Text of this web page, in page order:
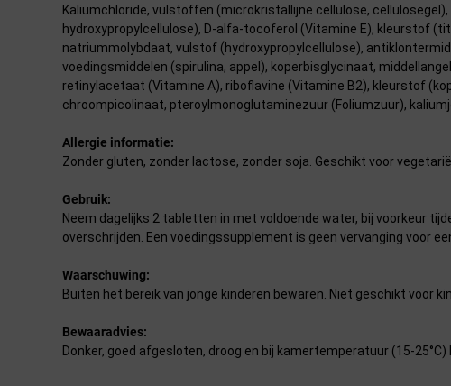
Kaliumchloride, vulstoffen (microkristallijne cellulose,
hydroxypropylcellulose), D-alfa-tocoferol (Vitamine E), kleurstof
natriummolybdaat, vulstof (hydroxypropylcellulose),
voedingsmiddelen (spirulina, appel), koperbisglycinaat,
retinylacetaat (Vitamine A), riboflavine (Vitamine B2), kleurstof
chroompicolinaat, pteroylmonoglutaminezuur (Foliumzuur),
Allergie informatie:
Zonder gluten, zonder lactose, zonder soja. Geschikt voor
Gebruik:
Neem dagelijks 2 tabletten in met voldoende water, bij voorkeur
overschrijden. Een voedingssupplement is geen vervanging voor
Waarschuwing:
Buiten het bereik van jonge kinderen bewaren. Niet geschikt voor
Bewaaradvies:
Donker, goed afgesloten, droog en bij kamertemperatuur (15-25°C)